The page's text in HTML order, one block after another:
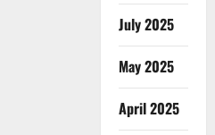
July 2025
May 2025
April 2025